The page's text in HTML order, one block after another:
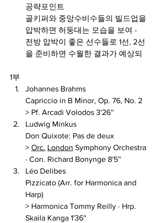
공략포인트
골키퍼와 중앙수비수들의 빌드업을
압박하면 허둥대는 모습을 보여 -
전방 압박이 좋은 선수들로 1선, 2선
을 준비하면 수월한 결과가 예상되
1부
Johannes Brahms
Capriccio in B Minor, Op. 76, No. 2
> Pf. Arcadi Volodos 3'26''
Ludwig Minkus
Don Quixote: Pas de deux
> Orc. London Symphony Orchestra
· Con. Richard Bonynge 8'5''
Léo Delibes
Pizzicato (Arr. for Harmonica and
Harp)
> Harmonica Tommy Reilly · Hrp.
Skaila Kanga 1'36''